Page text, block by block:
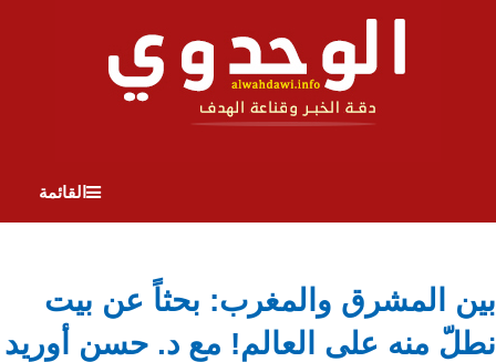
القائمة
بين المشرق والمغرب: بحثاً عن بيت
نطلّ منه على العالم! مع د. حسن أوريد